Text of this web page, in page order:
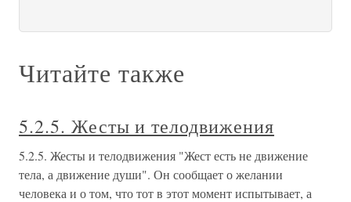
Читайте также
5.2.5. Жесты и телодвижения
5.2.5. Жесты и телодвижения "Жест есть не движение
тела, а движение души". Он сообщает о желании
человека и о том, что тот в этот момент испытывает, а